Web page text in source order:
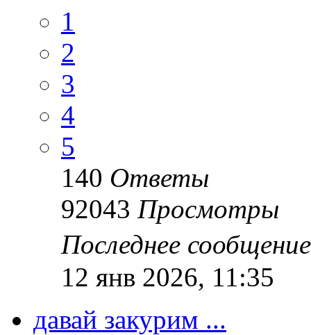
1
2
3
4
5
140 Ответы
92043 Просмотры
Последнее
12 янв 2026, 11:35
давай закурим ...